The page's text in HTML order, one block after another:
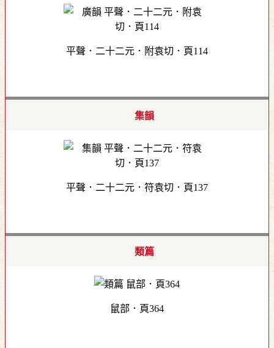
平聲．二十二元．附袁切．頁114
集韻
平聲．二十二元．符袁切．頁137
類篇
鼠部．頁364